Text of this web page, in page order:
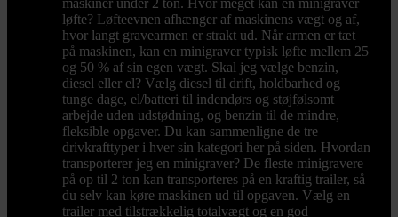
maskiner under 2 ton. Hvor meget kan en minigraver
løfte? Løfteevnen afhænger af maskinens vægt og af,
hvor langt gravearmen er strakt ud. Når armen er tæt
på maskinen, kan en minigraver typisk løfte mellem 25
og 50 % af sin egen vægt. Skal jeg vælge benzin,
diesel eller el? Vælg diesel til drift, holdbarhed og
tunge dage, el/batteri til indendørs og støjfølsomt
arbejde uden udstødning, og benzin til de mindre,
fleksible opgaver. Du kan sammenligne de tre
drivkrafttyper i hver sin kategori her på siden. Hvordan
transporterer jeg en minigraver? De fleste minigravere
på op til 2 ton kan transporteres på en kraftig trailer, så
du selv kan køre maskinen ud til opgaven. Vælg en
trailer med tilstrækkelig totalvægt og en god